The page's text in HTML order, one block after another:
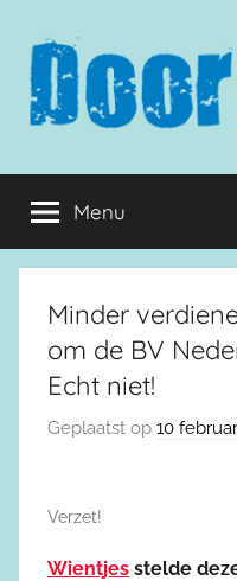
inhoud
springen
Menu
Minder
om de BV
Echt niet!
Geplaatst op 10
Verzet!
Wientjes stelde